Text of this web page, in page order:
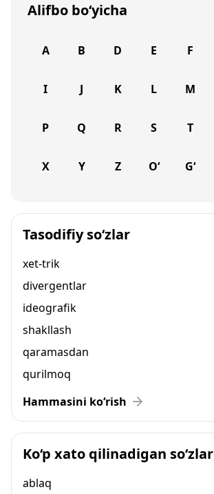
Alifbo bo‘yicha
A B D E F
I J K L M
P Q R S T
X Y Z O‘ G‘
Tasodifiy so‘zlar
xet-trik
divergentlar
ideografik
shakllash
qaramasdan
qurilmoq
Hammasini ko‘rish
Ko‘p xato qilinadigan so‘zlar
ablaq